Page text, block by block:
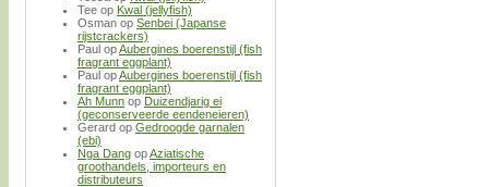
Tee op Kwal (jellyfish)
Osman op Senbei (Japanse
rijstcrackers)
Paul opAubergines boerenstijl (fish
fragrant eggplant)
Paul opAubergines boerenstijl (fish
fragrant eggplant)
Ah Munn op Duizendjarig ei
(geconserveerde eendeneieren)
Gerard op Gedroogde garnalen
(ebi)
Nga Dang opAziatische
groothandels, importeurs en
distributeurs